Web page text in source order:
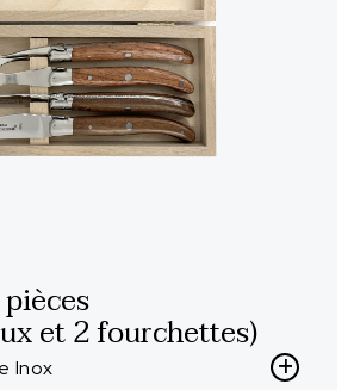
et 2 fourchettes)
Inox